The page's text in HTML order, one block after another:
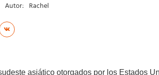
Autor: Rachel
asiático otorgados por los Estados